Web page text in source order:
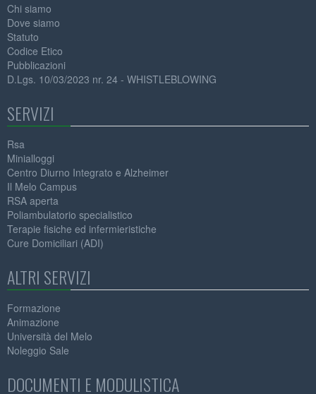
Chi siamo
Dove siamo
Statuto
Codice Etico
Pubblicazioni
D.Lgs. 10/03/2023 nr. 24 - WHISTLEBLOWING
SERVIZI
Rsa
Minialloggi
Centro Diurno Integrato e Alzheimer
Il Melo Campus
RSA aperta
Poliambulatorio specialistico
Terapie fisiche ed infermieristiche
Cure Domiciliari (ADI)
ALTRI SERVIZI
Formazione
Animazione
Università del Melo
Noleggio Sale
DOCUMENTI E MODULISTICA